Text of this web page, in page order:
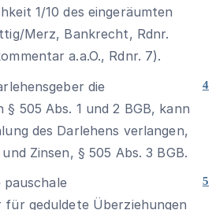
1/10 des eingeräumten
Merz, Bankrecht, Rdnr.
a.a.O., Rdnr. 7).
4
die
505 Abs. 1 und 2 BGB, kann
des Darlehens verlangen,
Zinsen, § 505 Abs. 3 BGB.
5
pauschale
für geduldete Überziehungen